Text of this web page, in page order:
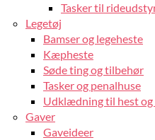
Tasker til
Legetøj
Bamser og legeheste
Kæpheste
Søde ting og tilbehør
Tasker og penalhuse
Udklædning til hest
Gaver
Gaveideer